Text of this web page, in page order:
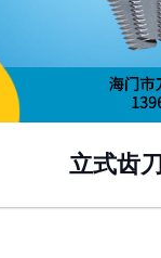
立式齿刀